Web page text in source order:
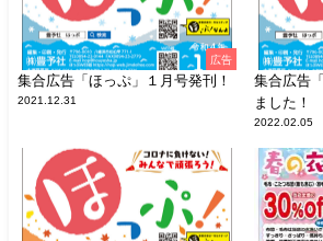
広告
集合広告「ほっぷ」１月号発刊！
2021.12.31
集合広告
ました！
2022.02.05